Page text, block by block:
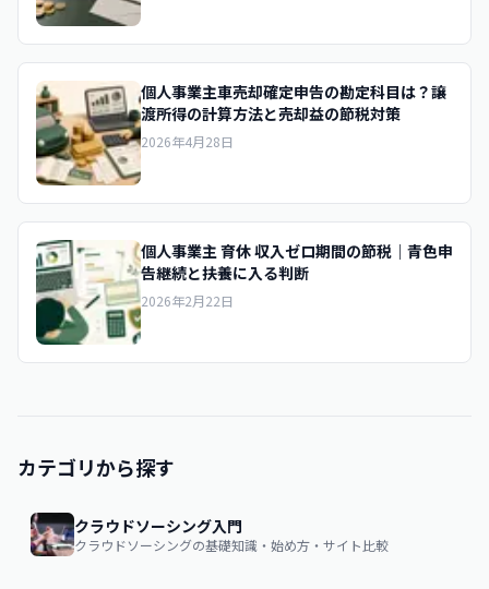
個人事業主車売却確定申告の勘定科目は？譲
渡所得の計算方法と売却益の節税対策
2026年4月28日
個人事業主 育休 収入ゼロ期間の節税｜青色申
告継続と扶養に入る判断
2026年2月22日
カテゴリから探す
クラウドソーシング入門
クラウドソーシングの基礎知識・始め方・サイト比較